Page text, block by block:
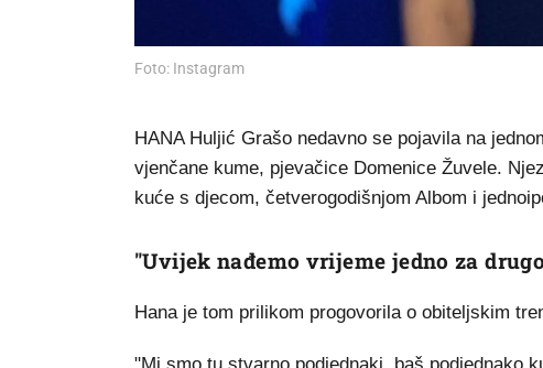
Foto: Instagram
HANA Huljić Grašo nedavno se pojavila na
vjenčane kume, pjevačice Domenice Žuvele.
kuće s djecom, četverogodišnjom Albom i
"Uvijek nađemo vrijeme jedno za
Hana je tom prilikom progovorila o obiteljskim